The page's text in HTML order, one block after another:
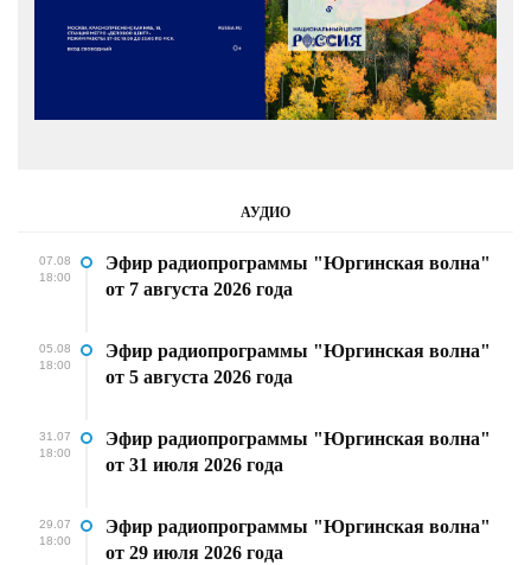
АУДИО
07.08
18:00
Эфир радиопрограммы "Юргинская волна"
от 7 августа 2026 года
05.08
18:00
Эфир радиопрограммы "Юргинская волна"
от 5 августа 2026 года
31.07
18:00
Эфир радиопрограммы "Юргинская волна"
от 31 июля 2026 года
29.07
18:00
Эфир радиопрограммы "Юргинская волна"
от 29 июля 2026 года